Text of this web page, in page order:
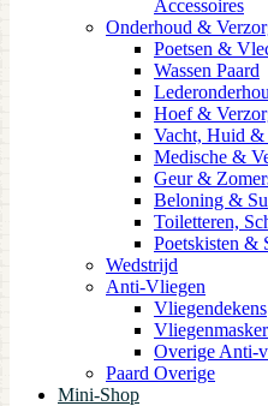
Accessoires
Onderhoud &
Poetsen &
Wassen Paard
Hoef &
Vacht, Huid &
Medische &
Geur &
Beloning &
Toiletteren,
Poetskisten &
Wedstrijd
Anti-Vliegen
Vliegendekens
Overige Anti-
Paard Overige
Mini-Shop